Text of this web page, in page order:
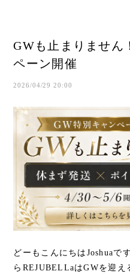
GWも止まりません
ペーン開催
2026/04/29 20:00
どーもこんにちはJoshuaで
らREJUBELLaはGWを迎